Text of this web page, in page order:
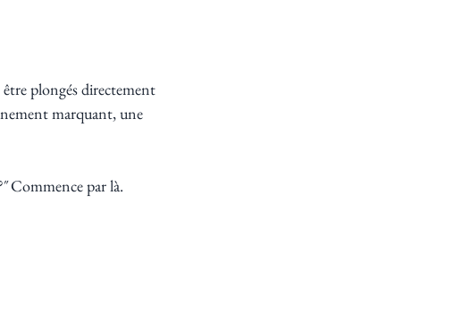
plongés directement
marquant, une
Commence par là.